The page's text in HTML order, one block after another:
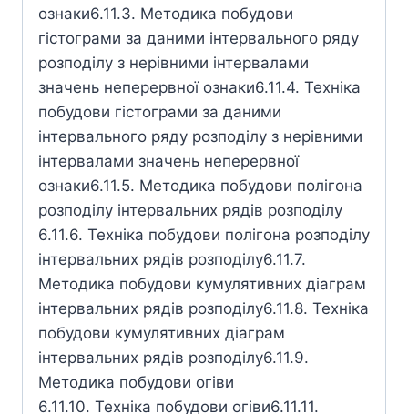
ознаки6.11.3. Методика побудови
гістограми за даними інтервального ряду
розподілу з нерівними інтервалами
значень неперервної ознаки6.11.4. Техніка
побудови гістограми за даними
інтервального ряду розподілу з нерівними
інтервалами значень неперервної
ознаки6.11.5. Методика побудови полігона
розподілу інтервальних рядів розподілу
6.11.6. Техніка побудови полігона розподілу
інтервальних рядів розподілу6.11.7.
Методика побудови кумулятивних діаграм
інтервальних рядів розподілу6.11.8. Техніка
побудови кумулятивних діаграм
інтервальних рядів розподілу6.11.9.
Методика побудови огіви
6.11.10. Техніка побудови огіви6.11.11.